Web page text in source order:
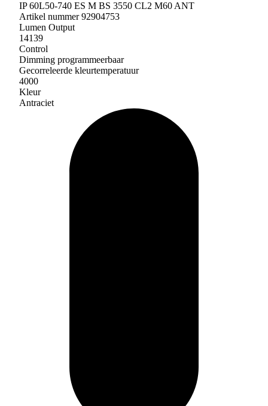
IP 60L50-740 ES M BS 3550 CL2 M60 ANT
Artikel nummer 92904753
Lumen Output
14139
Control
Dimming programmeerbaar
Gecorreleerde kleurtemperatuur
4000
Kleur
Antraciet